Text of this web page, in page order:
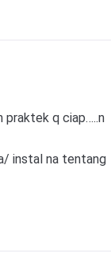
praktek q ciap…..n
instal na tentang